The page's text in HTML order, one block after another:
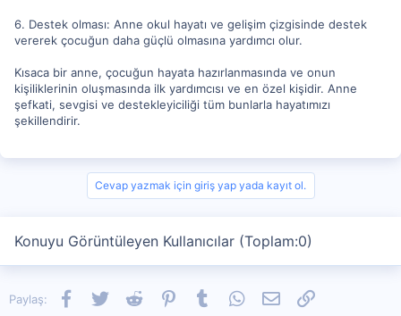
6. Destek olması: Anne okul hayatı ve gelişim çizgisinde destek
vererek çocuğun daha güçlü olmasına yardımcı olur.
Kısaca bir anne, çocuğun hayata hazırlanmasında ve onun
kişiliklerinin oluşmasında ilk yardımcısı ve en özel kişidir. Anne
şefkati, sevgisi ve destekleyiciliği tüm bunlarla hayatımızı
şekillendirir.
Cevap yazmak için giriş yap yada kayıt ol.
Konuyu Görüntüleyen Kullanıcılar (Toplam:0)
Paylaş: Facebook
TwitterReddit PinterestTumblrWhatsApp
E-postaLink